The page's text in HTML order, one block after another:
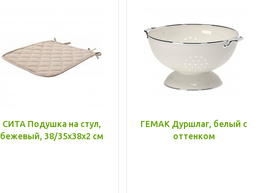
СИТА Подушка на стул,
бежевый, 38/35x38x2 см
ГЕМАК Дуршлаг, белый с
оттенком